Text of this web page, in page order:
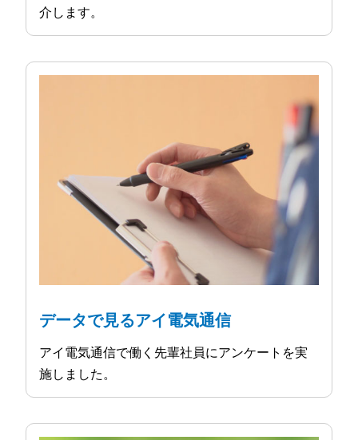
介します。
データで見るアイ電気通信
アイ電気通信で働く先輩社員にアンケートを実
施しました。